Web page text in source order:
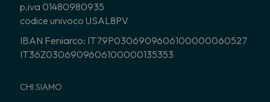
p.iva 01480980935
codice univoco USAL8PV
IBAN Feniarco: IT79P0306909606100000060527
IT36Z0306909606100000135353
CHI SIAMO